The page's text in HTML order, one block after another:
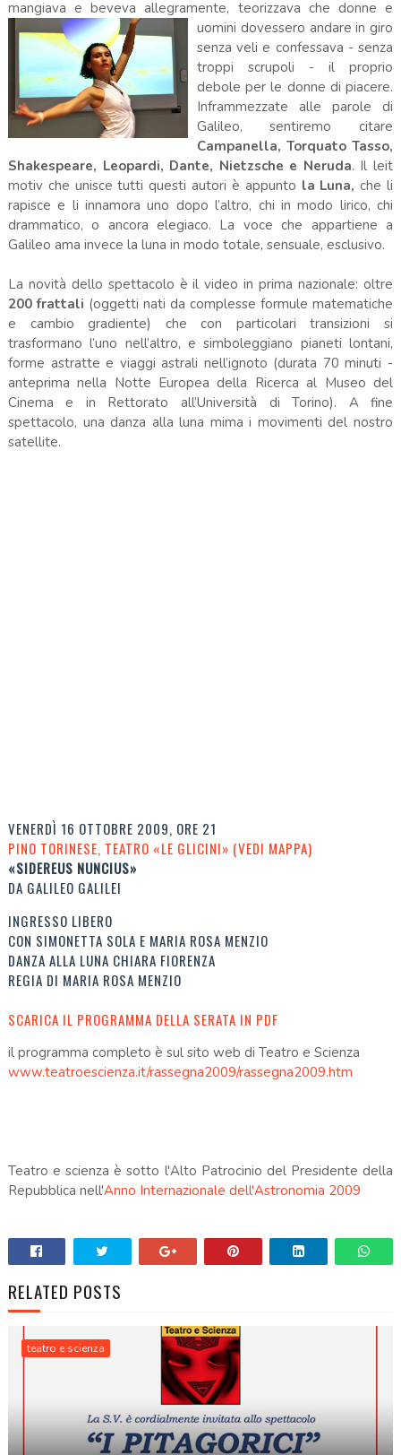
mangiava e beveva allegramente, teorizzava che donne e
uomini dovessero andare in giro
senza veli e confessava - senza
troppi scrupoli - il proprio
debole per le donne di piacere.
Inframmezzate alle parole di
Galileo, sentiremo citare
Campanella, Torquato Tasso,
Shakespeare, Leopardi, Dante, Nietzsche e Neruda. Il leit
motiv che unisce tutti questi autori è appunto la Luna, che li
rapisce e li innamora uno dopo l’altro, chi in modo lirico, chi
drammatico, o ancora elegiaco. La voce che appartiene a
Galileo ama invece la luna in modo totale, sensuale, esclusivo.
La novità dello spettacolo è il video in prima nazionale: oltre
200 frattali (oggetti nati da complesse formule matematiche
e cambio gradiente) che con particolari transizioni si
trasformano l’uno nell’altro, e simboleggiano pianeti lontani,
forme astratte e viaggi astrali nell’ignoto (durata 70 minuti -
anteprima nella Notte Europea della Ricerca al Museo del
Cinema e in Rettorato all’Università di Torino). A fine
spettacolo, una danza alla luna mima i movimenti del nostro
satellite.
VENERDÌ 16 OTTOBRE 2009, ORE 21
PINO TORINESE, TEATRO «LE GLICINI» (VEDI MAPPA)
«SIDEREUS NUNCIUS»
DA GALILEO GALILEI
INGRESSO LIBERO
CON SIMONETTA SOLA E MARIA ROSA MENZIO
DANZA ALLA LUNA CHIARA FIORENZA
REGIA DI MARIA ROSA MENZIO
SCARICA IL PROGRAMMA DELLA SERATA IN PDF
il programma completo è sul sito web di Teatro e Scienza
www.teatroescienza.it/rassegna2009/rassegna2009.htm
Teatro e scienza è sotto l'Alto Patrocinio del Presidente della
Repubblica nell'Anno Internazionale dell'Astronomia 2009
RELATED POSTS
teatro e scienza